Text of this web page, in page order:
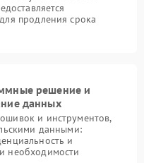
продления срока
решение и
данных
и инструментов,
данными:
и
необходимости